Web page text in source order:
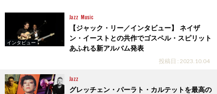
インタビュー
Jazz Music
【ジャック・リー／インタビュー】 ネイザ
ン・イーストとの共作でゴスペル・スピリット
あふれる新アルバム発表
投稿日 : 2023.10.04
Jazz
グレッチェン・パーラト・カルテットを最高の